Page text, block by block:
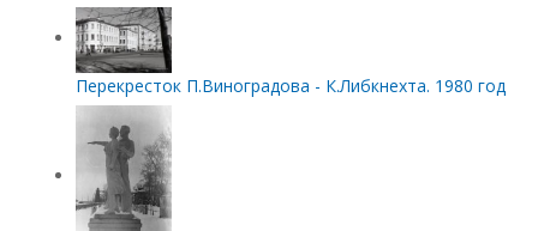
Перекресток П.Виноградова - К.Либкнехта. 1980 год